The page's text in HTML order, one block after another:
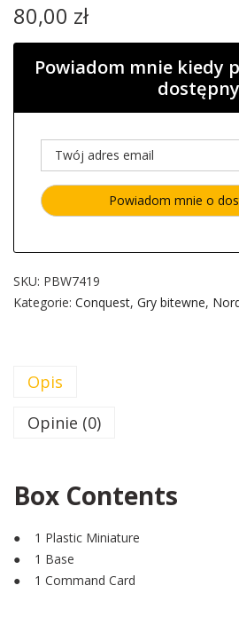
80,00 zł
Powiadom mnie kiedy
dostępny
SKU: PBW7419
Kategorie: Conquest, Gry bitewne,
Opis
Opinie (0)
Box Contents
● 1 Plastic Miniature
● 1 Base
● 1 Command Card